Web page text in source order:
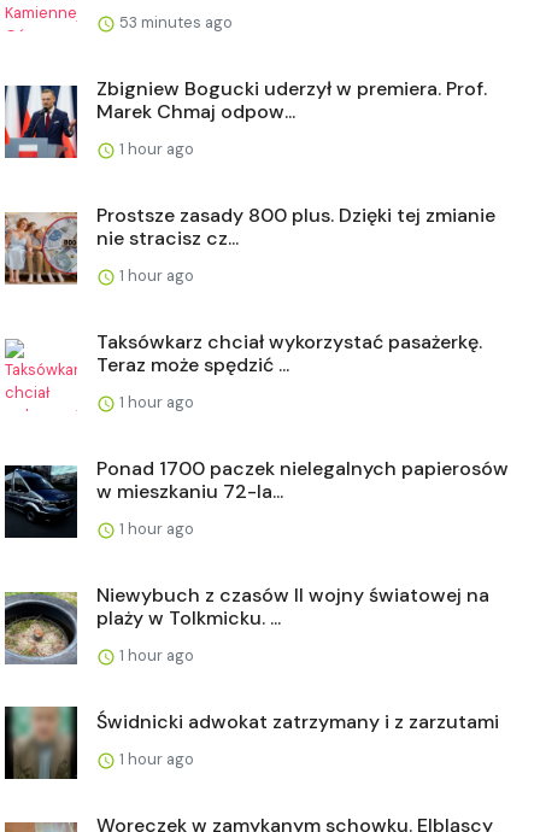
53 minutes ago
Zbigniew Bogucki uderzył w premiera. Prof.
Marek Chmaj odpow...
1 hour ago
Prostsze zasady 800 plus. Dzięki tej zmianie
nie stracisz cz...
1 hour ago
Taksówkarz chciał wykorzystać pasażerkę.
Teraz może spędzić ...
1 hour ago
Ponad 1700 paczek nielegalnych papierosów
w mieszkaniu 72-la...
1 hour ago
Niewybuch z czasów II wojny światowej na
plaży w Tolkmicku. ...
1 hour ago
Świdnicki adwokat zatrzymany i z zarzutami
1 hour ago
Woreczek w zamykanym schowku. Elbląscy